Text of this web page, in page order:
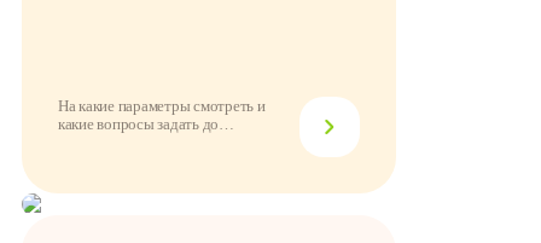
На какие параметры смотреть и
какие вопросы задать до